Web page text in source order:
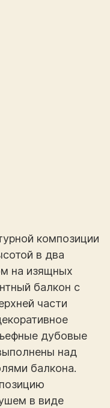
композиции
в два
на изящных
балкон с
части
дубовые
над
балкона.
в виде